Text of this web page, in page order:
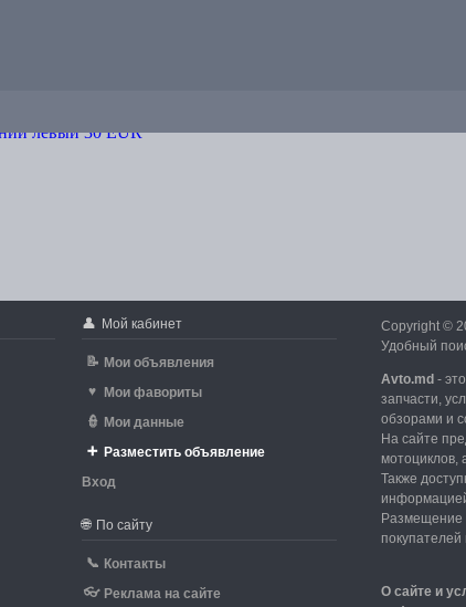
👤 Мой кабинет
📝 Мои объявления
♥
Мои фавориты
👮 Мои данные
➕ Разместить объявление
Вход
🌐 По сайту
📞 Контакты
👓 Реклама на сайте
Copyright ©
Удобный
Avto.md -
запчасти,
обзорами и
На сайте
мотоциклов,
Также
Размещение
О сайте и